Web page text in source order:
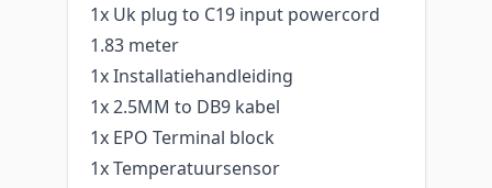
1x Uk plug to C19 input powercord
1.83 meter
1x Installatiehandleiding
1x 2.5MM to DB9 kabel
1x EPO Terminal block
1x Temperatuursensor